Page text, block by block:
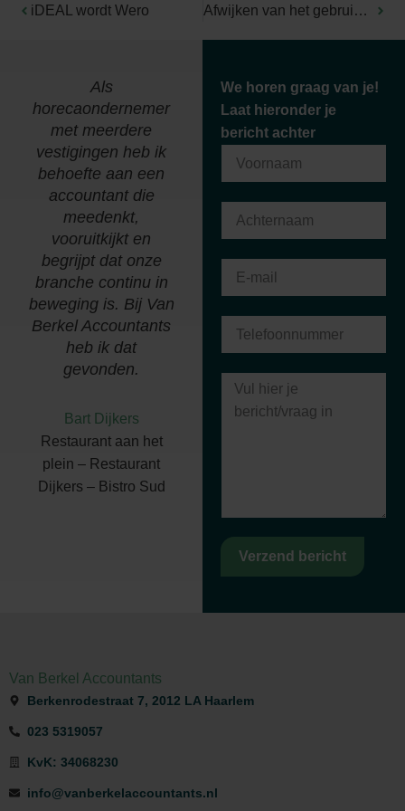
iDEAL wordt Wero Afwijken van het gebruikelijk loon: wanneer mag dat?
We horen graag van je!
Laat hieronder je
bericht achter
Verzend bericht
Als
horecaondernemer
met meerdere
vestigingen heb ik
behoefte aan een
accountant die
meedenkt,
vooruitkijkt en
begrijpt dat onze
branche continu in
beweging is. Bij Van
Berkel Accountants
heb ik dat
gevonden.
Bart Dijkers
Restaurant aan het
plein – Restaurant
Dijkers – Bistro Sud
"Wij zijn al meer dan
30 jaar een
tevreden klant bij
Accountants. Kennis
persoonlijk contact
zorgen hiervoor."
Van den Heuvel P en
R Holding b.v.
Van Berkel Accountants
Berkenrodestraat 7, 2012 LA Haarlem
023 5319057
KvK: 34068230
info@vanberkelaccountants.nl